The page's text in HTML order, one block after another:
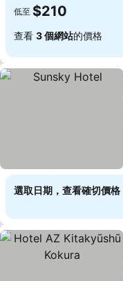
低至 $210
查看 3 個網站的價格
選取日期，查看確切價格